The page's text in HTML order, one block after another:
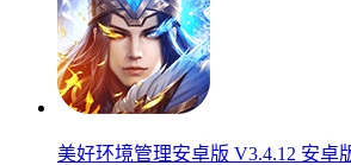
美好环境管理安卓版 V3.4.12 安卓